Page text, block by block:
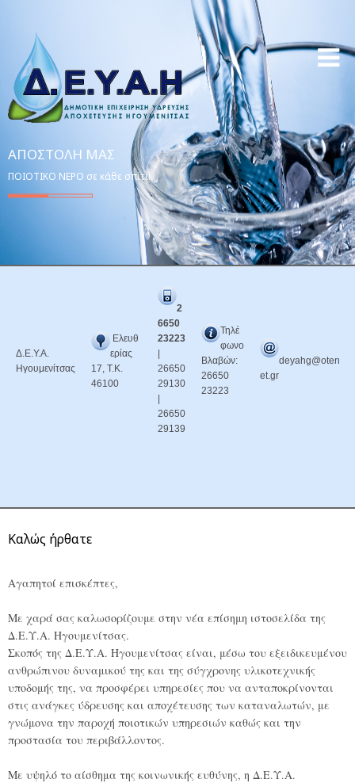
ΑΠΟΣΤΟΛΉ ΜΑΣ
ΠΟΙΟΤΙΚΟ ΝΕΡΟ σε κάθε σπίτι!
Δ.Ε.Υ.Α.
Ηγουμενίτσας
Ελευθ
ερίας
17, Τ.Κ.
46100
2
6650
23223
26650
29130
26650
29139
Τηλέ
φωνο
Βλαβών:
26650
23223
deyahg@oten
et.gr
Καλώς ήρθατε
Αγαπητοί επισκέπτες,
Με χαρά σας καλωσορίζουμε στην νέα επίσημη ιστοσελίδα της
Δ.Ε.Υ.Α. Ηγουμενίτσας.
Σκοπός της Δ.Ε.Υ.Α. Ηγουμενίτσας είναι, μέσω του εξειδικευμένου
ανθρώπινου δυναμικού της και της σύγχρονης υλικοτεχνικής
υποδομής της, να προσφέρει υπηρεσίες που να ανταποκρίνονται
στις ανάγκες ύδρευσης και αποχέτευσης των καταναλωτών, με
γνώμονα την παροχή ποιοτικών υπηρεσιών καθώς και την
προστασία του περιβάλλοντος.
Με υψηλό το αίσθημα της κοινωνικής ευθύνης, η Δ.Ε.Υ.Α.